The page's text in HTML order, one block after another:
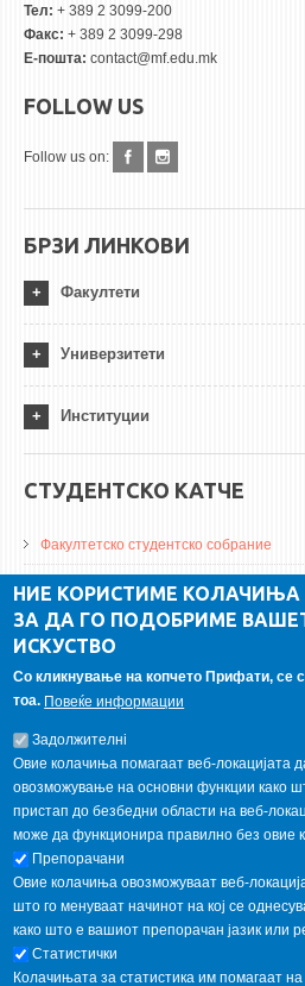
Тел: + 389 2 3099-200
Факс: + 389 2 3099-298
Е-пошта: contact@mf.edu.mk
FOLLOW US
Follow us on:
БРЗИ ЛИНКОВИ
Факултети
Универзитети
Институции
СТУДЕНТСКО КАТЧЕ
Факултетско студентско собрание
ДА Винчи магазин
Алумни асоцијација
ГАЛЕРИЈА
НИЕ КОРИСТИМЕ КОЛАЧИЊА
ЗА ДА ГО ПОДОБРИМЕ
ИСКУСТВО
Со кликнување на копчето Прифати, се
тоа. Повеќе информации
Задолжителнi
Овие колачиња помагаат веб-локацијата
овозможување на основни функции како
пристап до безбедни области на веб-
може да функционира правилно без овие
Препорачани
Овие колачиња овозможуваат веб-
што го менуваат начинот на кој се
како што е вашиот препорачан јазик или
Статистички
Колачињата за статистика им помагаат